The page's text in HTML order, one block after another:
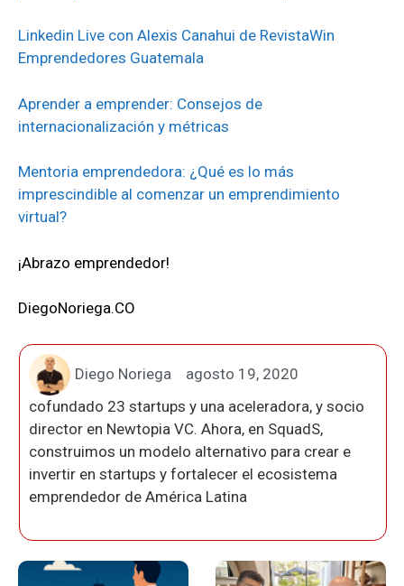
Linkedin Live con Alexis Canahui de RevistaWin
Emprendedores Guatemala
Aprender a emprender: Consejos de
internacionalización y métricas
Mentoria emprendedora: ¿Qué es lo más
imprescindible al comenzar un emprendimiento
virtual?
¡Abrazo emprendedor!
DiegoNoriega.CO
Diego Noriega
agosto 19, 2020
cofundado 23 startups y una aceleradora, y socio
director en Newtopia VC. Ahora, en SquadS,
construimos un modelo alternativo para crear e
invertir en startups y fortalecer el ecosistema
emprendedor de América Latina